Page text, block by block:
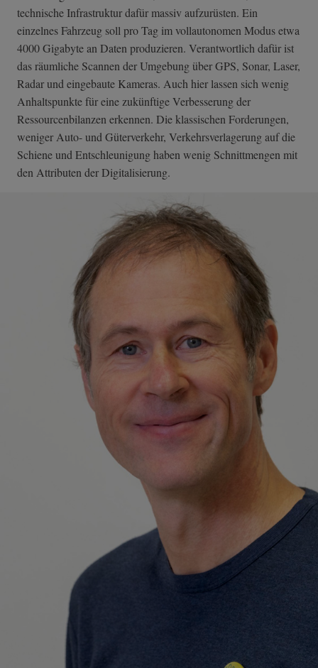
technische Infrastruktur dafür massiv aufzurüsten. Ein
einzelnes Fahrzeug soll pro Tag im vollautonomen Modus etwa
4000 Gigabyte an Daten produzieren. Verantwortlich dafür ist
das räumliche Scannen der Umgebung über GPS, Sonar, Laser,
Radar und eingebaute Kameras. Auch hier lassen sich wenig
Anhaltspunkte für eine zukünftige Verbesserung der
Ressourcenbilanzen erkennen. Die klassischen Forderungen,
weniger Auto- und Güterverkehr, Verkehrsverlagerung auf die
Schiene und Entschleunigung haben wenig Schnittmengen mit
den Attributen der Digitalisierung.